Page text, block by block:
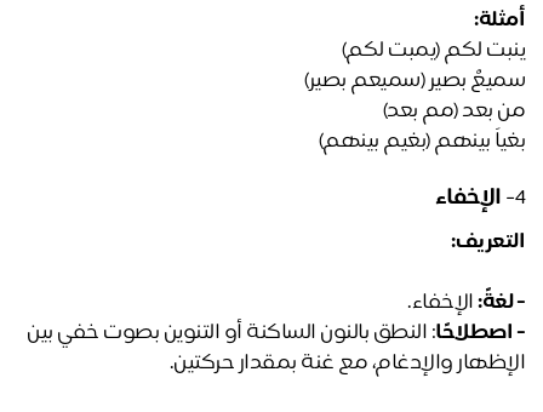
لكم (يمبت لكم)
بصير (سميعم بصير)
بعد (مم بعد)
بينهم (بغيم بينهم)
الإخفاء
الإخفاء.
: النطق بالنون الساكنة أو التنوين بصوت خفي بين
والإدغام، مع غنة بمقدار حركتين.